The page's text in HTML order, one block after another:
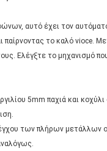
αυτό έχει τον
το καλό vioce.
Ελέγξτε το μηχανισμό
5mm παχιά και
των πλήρων μετάλλων